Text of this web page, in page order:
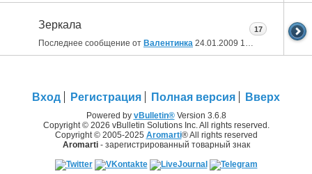
Зеркала
Последнее сообщение от Валентинка 24.01.2009 12:02
17
Вход Регистрация Полная версия Вверх
Powered by vBulletin®Version 3.6.8
Copyright © 2026 vBulletin Solutions Inc. All rights reserved.
Copyright © 2005-2025 Aromarti® All rights reserved
Aromarti- зарегистрированный товарный знак